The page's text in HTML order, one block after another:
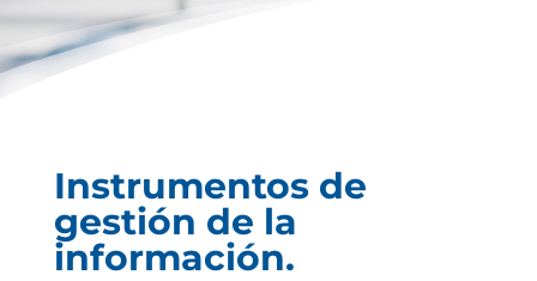
Instrumentos de
gestión de la
información.